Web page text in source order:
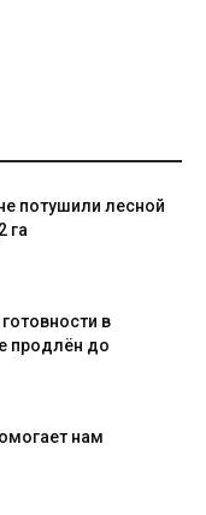
потушили лесной
га
в
продлён до
нам